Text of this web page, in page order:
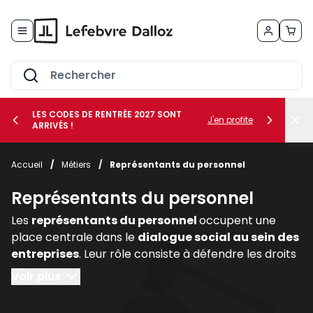
le sous-menu Vos métiers
le sous-menu Vos besoins
LES CODES DE RENTRÉE 2027 SONT
ARRIVÉS !
J'en profite
Accueil / Métiers / Représentants du personnel
Représentants du personnel
Les représentants du personneloccupent une
place centrale dans le dialogue social au sein des
entreprises. Leur rôle consiste à défendre les droits
et intérêts des salariés, à relayer leurs
préoccupations auprès de la direction et à